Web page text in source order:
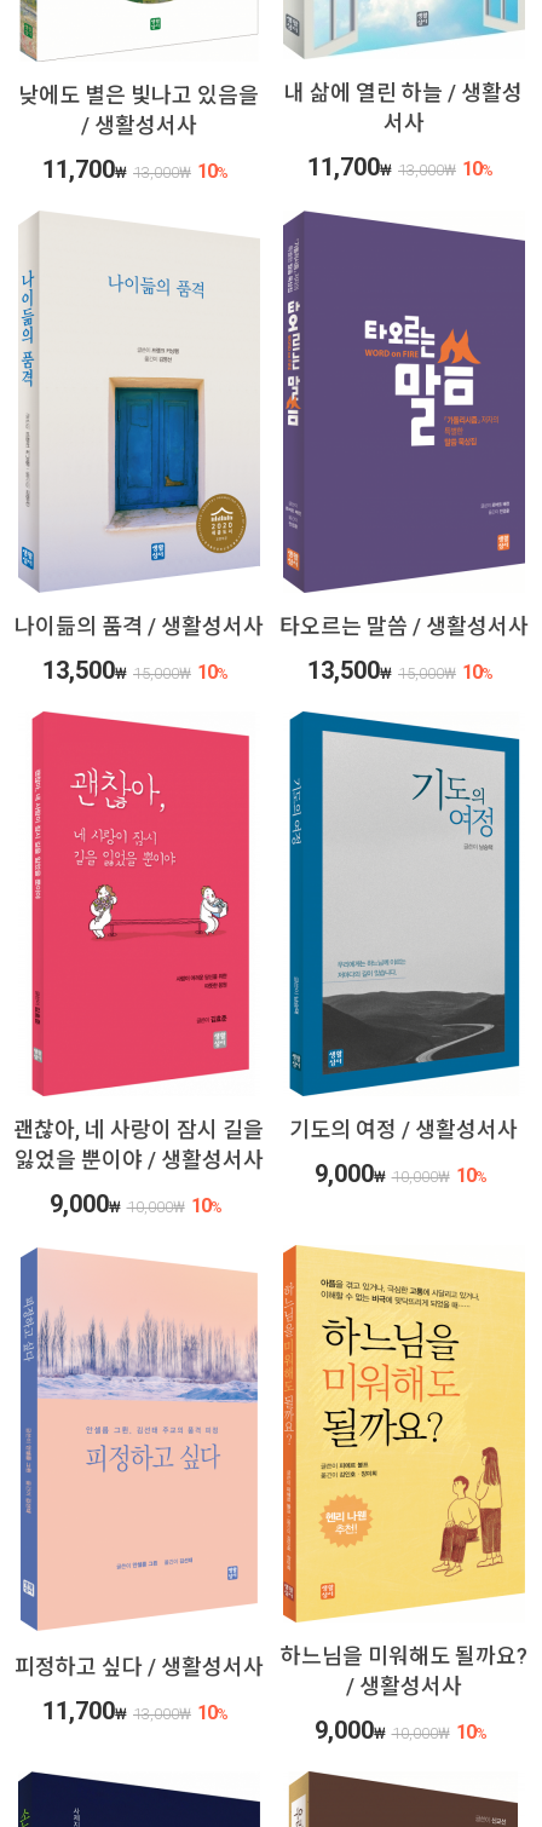
낮에도 별은 빛나고 있음을
/ 생활성서사
11,700₩ 13,000₩ 10%
내 삶에 열린 하늘 / 생활성
서사
11,700₩ 13,000₩ 10%
나이듦의 품격 / 생활성서사
13,500₩ 15,000₩ 10%
타오르는 말씀 / 생활성서사
13,500₩ 15,000₩ 10%
괜찮아, 네 사랑이 잠시 길을
잃었을 뿐이야 / 생활성서사
9,000₩ 10,000₩ 10%
기도의 여정 / 생활성서사
9,000₩ 10,000₩ 10%
피정하고 싶다 / 생활성서사
11,700₩ 13,000₩ 10%
하느님을 미워해도 될까요?
/ 생활성서사
9,000₩ 10,000₩ 10%